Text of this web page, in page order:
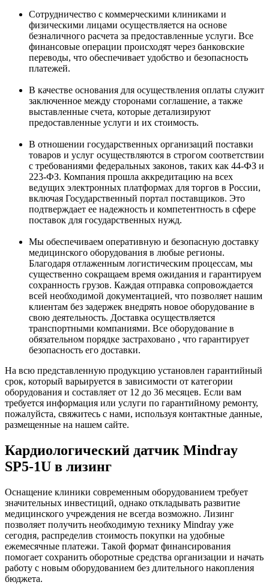
Сотрудничество с коммерческими клиниками и
физическими лицами осуществляется на основе
безналичного расчета за предоставленные услуги. Все
финансовые операции происходят через банковские
переводы, что обеспечивает удобство и безопасность
платежей.
В качестве основания для осуществления оплаты служит
заключенное между сторонами соглашение, а также
выставленные счета, которые детализируют
предоставленные услуги и их стоимость.
В отношении государственных организаций поставки
товаров и услуг осуществляются в строгом соответствии
с требованиями федеральных законов, таких как 44-ФЗ и
223-ФЗ. Компания прошла аккредитацию на всех
ведущих электронных платформах для торгов в России,
включая Государственный портал поставщиков. Это
подтверждает ее надежность и компетентность в сфере
поставок для государственных нужд.
Мы обеспечиваем оперативную и безопасную доставку
медицинского оборудования в любые регионы.
Благодаря отлаженным логистическим процессам, мы
существенно сокращаем время ожидания и гарантируем
сохранность грузов. Каждая отправка сопровождается
всей необходимой документацией, что позволяет нашим
клиентам без задержек внедрять новое оборудование в
свою деятельность. Доставка осуществляется
транспортными компаниями. Все оборудование в
обязательном порядке застраховано , что гарантирует
безопасность его доставки.
На всю представленную продукцию установлен гарантийный
срок, который варьируется в зависимости от категории
оборудования и составляет от 12 до 36 месяцев. Если вам
требуется информация или услуги по гарантийному ремонту,
пожалуйста, свяжитесь с нами, используя контактные данные,
размещенные на нашем сайте.
Кардиологический датчик Mindray
SP5-1U в лизинг
Оснащение клиники современным оборудованием требует
значительных инвестиций, однако откладывать развитие
медицинского учреждения не всегда возможно. Лизинг
позволяет получить необходимую технику Mindray уже
сегодня, распределив стоимость покупки на удобные
ежемесячные платежи. Такой формат финансирования
помогает сохранить оборотные средства организации и начать
работу с новым оборудованием без длительного накопления
бюджета.